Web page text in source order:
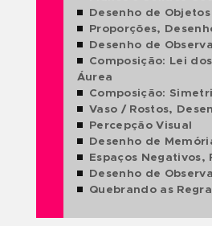
O QUE VOCÊ
APRENDER?
// MÓDULO 1 –
Clique e veja o